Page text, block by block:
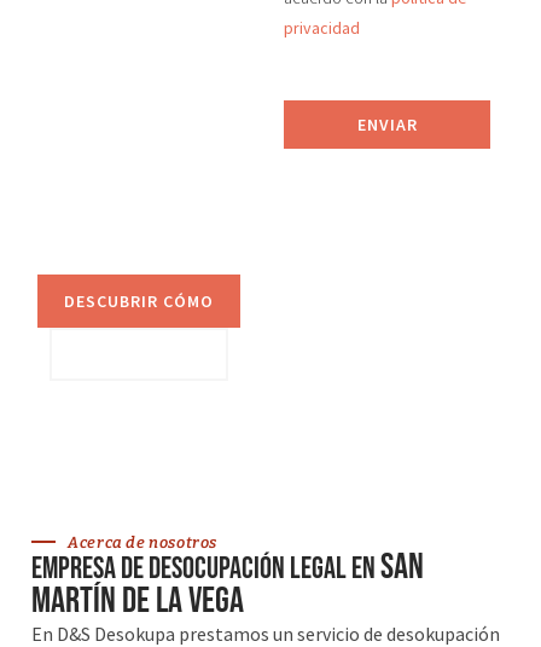
DESCUBRIR CÓMO
privacidad
ENVIAR
Acerca de nosotros
Empresa de desocupación legal enSan
Martín de la Vega
En D&S Desokupa prestamos un servicio de desokupación